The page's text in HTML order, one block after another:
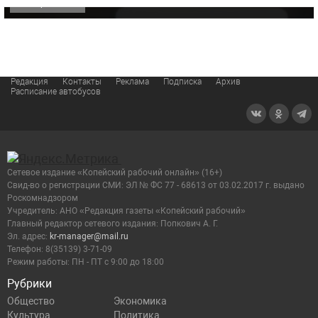
Редакция Контакты Реклама Подписка
Архив
Расписание автобусов
Рубрики
Общество
Экономика
Культура
Политика
Сетевое издание «Копейский рабочий онлайн» (16+)
Cвид-во о регистрации СМИ: ЭЛ № ФС 77 - 68613 от 03.02.2017 г. выдано
Роскомнадзором
Учредитель: АНО «Редакция газеты «Копейский рабочий»
Главный редактор сетевого издания: Попкович А. Г.
Эл. адрес: kr-manager@mail.ru
Телефон: 8(35139) 3-71-09
Режим работы: ПН - ПТ с 9:00 до 18:00